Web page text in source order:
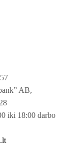
AB,
iki 18:00 darbo